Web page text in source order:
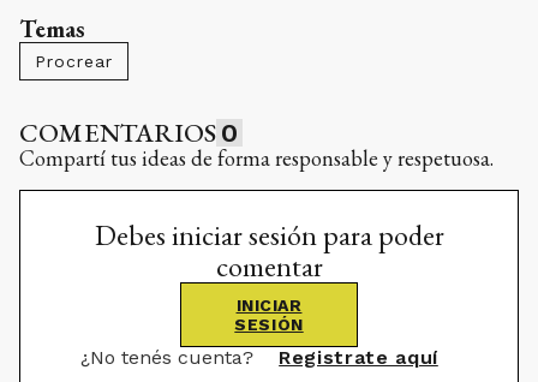
Temas
Procrear
COMENTARIOS 0
Compartí tus ideas de forma responsable y respetuosa.
Debes iniciar sesión para poder
comentar
INICIAR
SESIÓN
¿No tenés cuenta? Registrate aquí